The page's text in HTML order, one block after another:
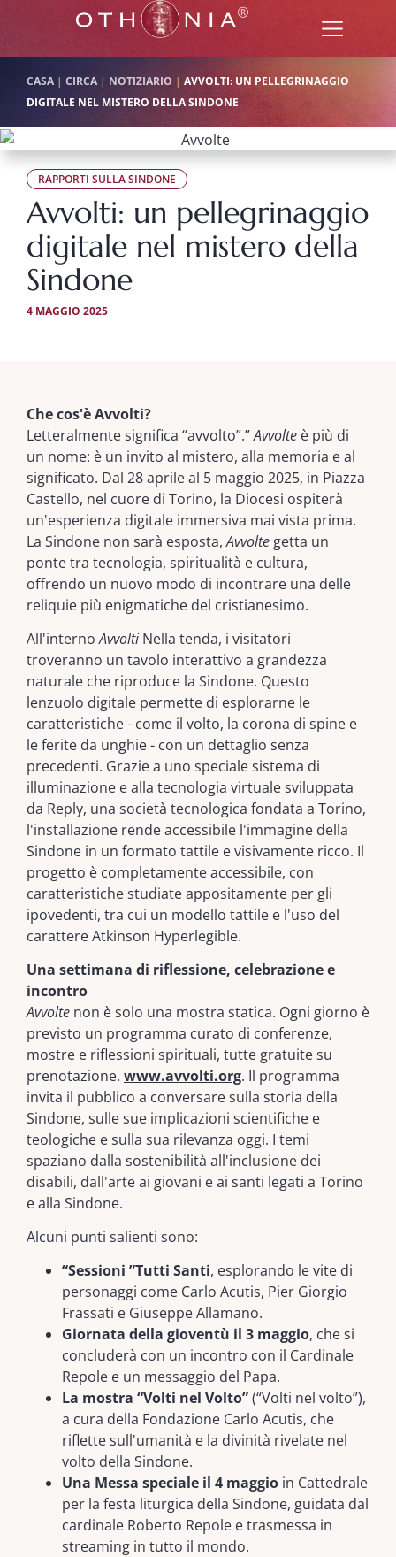
CASA| CIRCA | NOTIZIARIO | AVVOLTI: UN PELLEGRINAGGIO
DIGITALE NEL MISTERO DELLA SINDONE
RAPPORTI SULLA SINDONE
Avvolti: un pellegrinaggio
digitale nel mistero della
Sindone
4 MAGGIO 2025
Che cos'è Avvolti?
Letteralmente significa “avvolto”.”Avvolte è più di
un nome: è un invito al mistero, alla memoria e al
significato. Dal 28 aprile al 5 maggio 2025, in Piazza
Castello, nel cuore di Torino, la Diocesi ospiterà
un'esperienza digitale immersiva mai vista prima.
La Sindone non sarà esposta,Avvolte getta un
ponte tra tecnologia, spiritualità e cultura,
offrendo un nuovo modo di incontrare una delle
reliquie più enigmatiche del cristianesimo.
All'internoAvvolti Nella tenda, i visitatori
troveranno un tavolo interattivo a grandezza
naturale che riproduce la Sindone. Questo
lenzuolo digitale permette di esplorarne le
caratteristiche - come il volto, la corona di spine e
le ferite da unghie - con un dettaglio senza
precedenti. Grazie a uno speciale sistema di
illuminazione e alla tecnologia virtuale sviluppata
da Reply, una società tecnologica fondata a Torino,
l'installazione rende accessibile l'immagine della
Sindone in un formato tattile e visivamente ricco. Il
progetto è completamente accessibile, con
caratteristiche studiate appositamente per gli
ipovedenti, tra cui un modello tattile e l'uso del
carattere Atkinson Hyperlegible.
Una settimana di riflessione, celebrazione e
incontro
Avvolte non è solo una mostra statica. Ogni giorno è
previsto un programma curato di conferenze,
mostre e riflessioni spirituali, tutte gratuite su
prenotazione. www.avvolti.org. Il programma
invita il pubblico a conversare sulla storia della
Sindone, sulle sue implicazioni scientifiche e
teologiche e sulla sua rilevanza oggi. I temi
spaziano dalla sostenibilità all'inclusione dei
disabili, dall'arte ai giovani e ai santi legati a Torino
e alla Sindone.
Alcuni punti salienti sono:
“Sessioni ”Tutti Santi, esplorando le vite di
personaggi come Carlo Acutis, Pier Giorgio
Frassati e Giuseppe Allamano.
Giornata della gioventù il 3 maggio, che si
concluderà con un incontro con il Cardinale
Repole e un messaggio del Papa.
La mostra “Volti nel Volto”(“Volti nel volto”),
a cura della Fondazione Carlo Acutis, che
riflette sull'umanità e la divinità rivelate nel
volto della Sindone.
Una Messa speciale il 4 maggio in Cattedrale
per la festa liturgica della Sindone, guidata dal
cardinale Roberto Repole e trasmessa in
streaming in tutto il mondo.